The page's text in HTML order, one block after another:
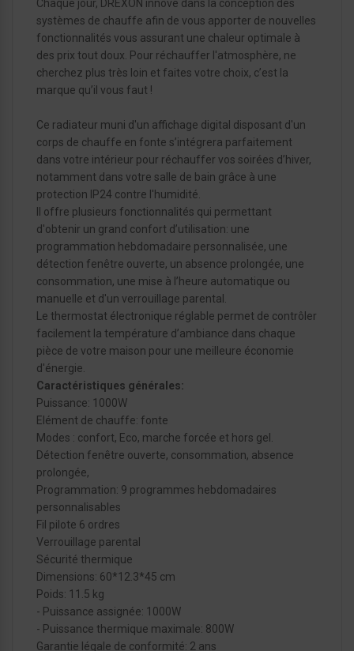
Chaque jour, DREXON innove dans la conception des
systèmes de chauffe afin de vous apporter de nouvelles
fonctionnalités vous assurant une chaleur optimale à
des prix tout doux. Pour réchauffer l'atmosphère, ne
cherchez plus très loin et faites votre choix, c’est la
marque qu’il vous faut !
Ce radiateur muni d'un affichage digital disposant d'un
corps de chauffe en fonte s’intégrera parfaitement
dans votre intérieur pour réchauffer vos soirées d’hiver,
notamment dans votre salle de bain grâce à une
protection IP24 contre l'humidité.
Il offre plusieurs fonctionnalités qui permettant
d'obtenir un grand confort d’utilisation: une
programmation hebdomadaire personnalisée, une
détection fenêtre ouverte, un absence prolongée, une
consommation, une mise à l’heure automatique ou
manuelle et d'un verrouillage parental.
Le thermostat électronique réglable permet de contrôler
facilement la température d’ambiance dans chaque
pièce de votre maison pour une meilleure économie
d'énergie.
Caractéristiques générales:
Puissance: 1000W
Elément de chauffe: fonte
Modes : confort, Eco, marche forcée et hors gel.
Détection fenêtre ouverte, consommation, absence
prolongée,
Programmation: 9 programmes hebdomadaires
personnalisables
Fil pilote 6 ordres
Verrouillage parental
Sécurité thermique
Dimensions: 60*12.3*45 cm
Poids: 11.5 kg
- Puissance assignée: 1000W
- Puissance thermique maximale: 800W
Garantie légale de conformité: 2 ans